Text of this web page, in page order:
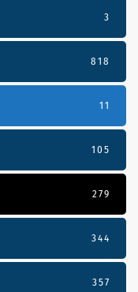
3
818
11
105
279
344
357